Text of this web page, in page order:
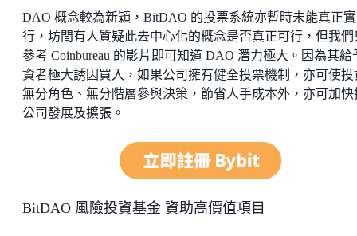
DAO 概念較為新穎，BitDAO 的投票系統亦暫時未能真正實
行，坊間有人質疑此去中心化的概念是否真正可行，但我們
參考 Coinbureau 的影片即可知道 DAO 潛力極大。因為其給
資者極大誘因買入，如果公司擁有健全投票機制，亦可使投
無分角色、無分階層參與決策，節省人手成本外，亦可加快
公司發展及擴張。
BitDAO 風險投資基金 資助高價值項目